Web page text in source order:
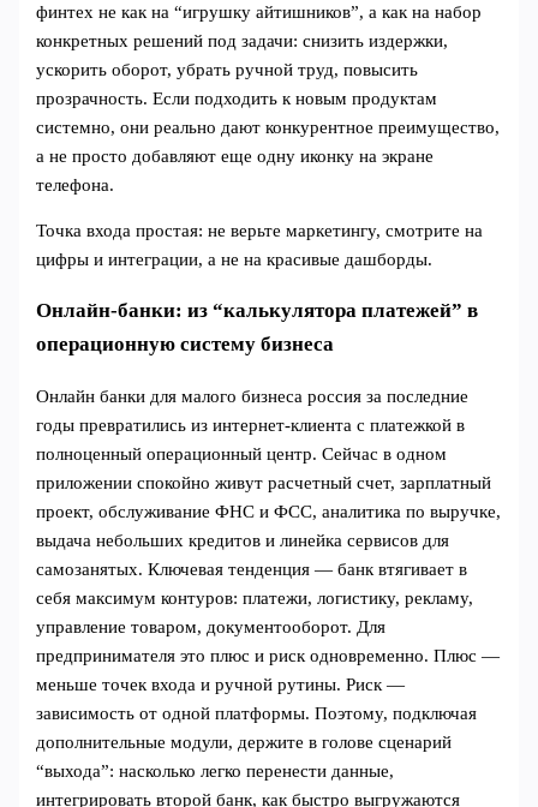
финтех не как на “игрушку айтишников”, а как на набор
конкретных решений под задачи: снизить издержки,
ускорить оборот, убрать ручной труд, повысить
прозрачность. Если подходить к новым продуктам
системно, они реально дают конкурентное преимущество,
а не просто добавляют еще одну иконку на экране
телефона.
Точка входа простая: не верьте маркетингу, смотрите на
цифры и интеграции, а не на красивые дашборды.
Онлайн-банки: из “калькулятора платежей” в
операционную систему бизнеса
Онлайн банки для малого бизнеса россия за последние
годы превратились из интернет-клиента с платежкой в
полноценный операционный центр. Сейчас в одном
приложении спокойно живут расчетный счет, зарплатный
проект, обслуживание ФНС и ФСС, аналитика по выручке,
выдача небольших кредитов и линейка сервисов для
самозанятых. Ключевая тенденция — банк втягивает в
себя максимум контуров: платежи, логистику, рекламу,
управление товаром, документооборот. Для
предпринимателя это плюс и риск одновременно. Плюс —
меньше точек входа и ручной рутины. Риск —
зависимость от одной платформы. Поэтому, подключая
дополнительные модули, держите в голове сценарий
“выхода”: насколько легко перенести данные,
интегрировать второй банк, как быстро выгружаются